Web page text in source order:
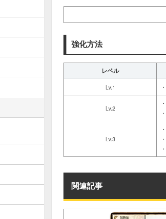
強化方法
レベル
Lv.1 ・
Lv.2
・
・
Lv.3
・
・
・
関連記事